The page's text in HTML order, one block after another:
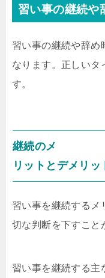
習い事の継続や
習い事の継続や辞め
なります。正しいタ
す。
継続のメ
リットとデメリッ
習い事を継続するメ
切な判断を下すこと
習い事を継続する主